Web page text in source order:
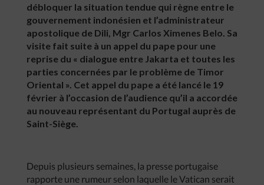
débloquer la situation tendue qui règne entre le
gouvernement indonésien et l’administrateur
apostolique de Dili, Mgr Carlos Ximenes Belo. Sa
visite fait suite à un appel du pape pour une
reprise du « dialogue entre Jakarta et toutes les
parties concernées par le problème de Timor
Oriental ». Cet appel du pape a été lancé le 19
février à l’occasion de l’audience qu’il a accordée
au nouveau représentant du Portugal auprès de
Saint-Siège.
Depuis plusieurs semaines, la presse portugaise
rapporte une rumeur selon laquelle le Vatican serait